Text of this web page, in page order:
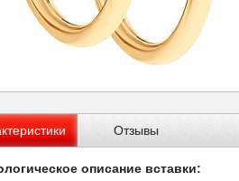
Отзывы
описание вставки: